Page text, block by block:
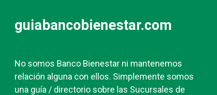
guiabancobienestar.com
No somos Banco Bienestar ni mantenemos
relación alguna con ellos. Simplemente somos
una guía / directorio sobre las Sucursales de